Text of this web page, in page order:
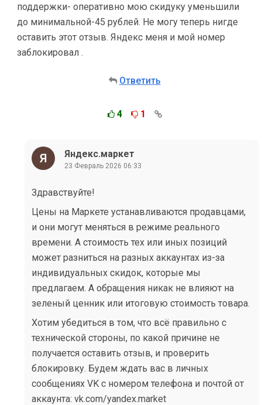
поддержки- оперативно мою скидуку уменьшили
до минимальной-45 рублей. Не могу теперь нигде
оставить этот отзыв. Яндекс меня и мой номер
заблокировал .
Ответить
4 1
Яндекс.маркет
23 Февраль 2026 06:33
Здравствуйте!
Цены на Маркете устанавливаются продавцами,
и они могут меняться в режиме реального
времени. А стоимость тех или иных позиций
может разниться на разных аккаунтах из-за
индивидуальных скидок, которые мы
предлагаем. А обращения никак не влияют на
зеленый ценник или итоговую стоимость товара.
Хотим убедиться в том, что всё правильно с
технической стороны, по какой причине не
получается оставить отзыв, и проверить
блокировку. Будем ждать вас в личных
сообщениях VK с номером телефона и почтой от
аккаунта: vk.com/yandex.market